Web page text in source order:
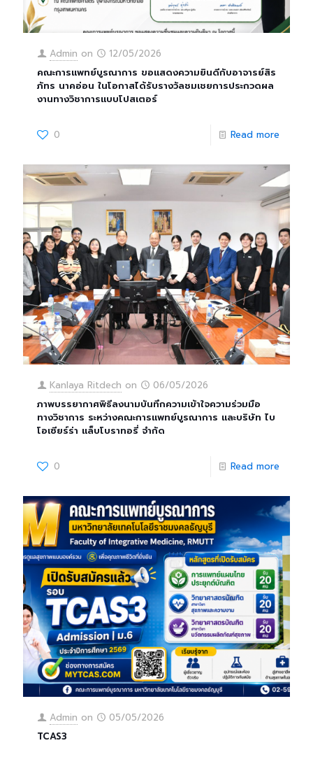
Admin on
12/05/2026
คณะการแพทย์บูรณาการ ขอแสดงความยินดีกับอาจารย์สิร
ภัทร นาคอ่อน ในโอกาสได้รับรางวัลชมเชยการประกวดผล
งานทางวิชาการแบบโปสเตอร์
0 Read more
Kanlaya Ritdech on
06/05/2026
ภาพบรรยากาศพิธีลงนามบันทึกความเข้าใจความร่วมมือ
ทางวิชาการ ระหว่างคณะการแพทย์บูรณาการ และบริษัท ไบ
โอเซียร์ร่า แล็บโบราทอรี่ จำกัด
0 Read more
Admin on
05/05/2026
TCAS3